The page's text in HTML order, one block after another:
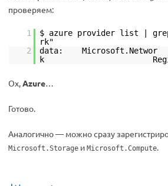
проверяем:
1
$ azure provider list |
rk"
2
data: Microsoft.Networ
k
Ох,Azure…
Готово.
Аналогично — можно сразу
Microsoft.Storage и Microsoft.Compute.